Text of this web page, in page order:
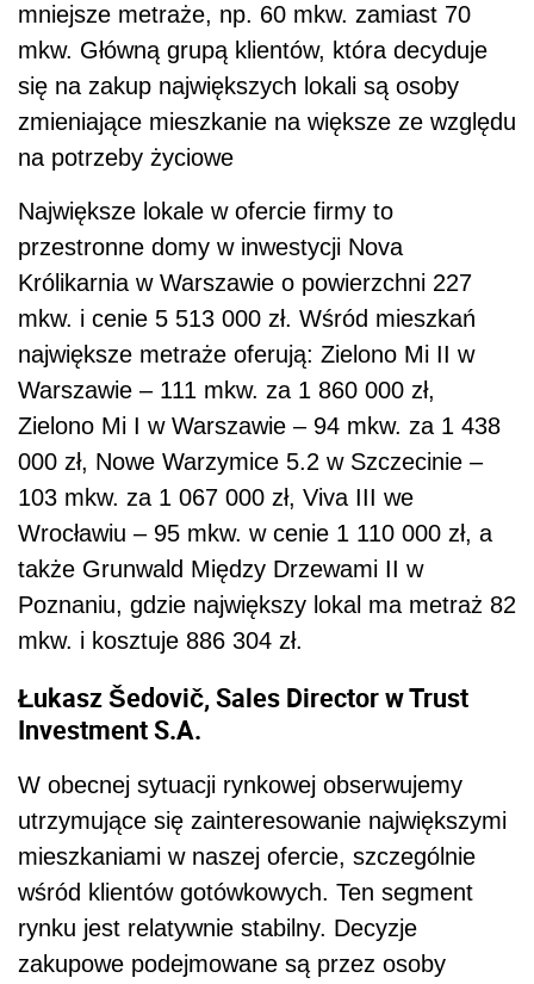
mniejsze metraże, np. 60 mkw. zamiast 70
mkw. Główną grupą klientów, która decyduje
się na zakup największych lokali są osoby
zmieniające mieszkanie na większe ze względu
na potrzeby życiowe
Największe lokale w ofercie firmy to
przestronne domy w inwestycji Nova
Królikarnia w Warszawie o powierzchni 227
mkw. i cenie 5 513 000 zł. Wśród mieszkań
największe metraże oferują: Zielono Mi II w
Warszawie – 111 mkw. za 1 860 000 zł,
Zielono Mi I w Warszawie – 94 mkw. za 1 438
000 zł, Nowe Warzymice 5.2 w Szczecinie –
103 mkw. za 1 067 000 zł, Viva III we
Wrocławiu – 95 mkw. w cenie 1 110 000 zł, a
także Grunwald Między Drzewami II w
Poznaniu, gdzie największy lokal ma metraż 82
mkw. i kosztuje 886 304 zł.
Łukasz Šedovič, Sales Director w Trust
Investment S.A.
W obecnej sytuacji rynkowej obserwujemy
utrzymujące się zainteresowanie największymi
mieszkaniami w naszej ofercie, szczególnie
wśród klientów gotówkowych. Ten segment
rynku jest relatywnie stabilny. Decyzje
zakupowe podejmowane są przez osoby